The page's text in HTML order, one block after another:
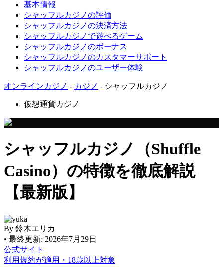
基本情報
シャッフルカジノの評価
シャッフルカジノの決済方法
シャッフルカジノで遊べるゲーム
シャッフルカジノのボーナス
シャッフルカジノのカスタマーサポート
シャッフルカジノのユーザー体験
オンラインカジノ - カジノ - シャッフルカジノ
仮想通貨カジノ
シャッフルカジノ（Shuffle
Casino）の特徴を徹底解説
【最新版】
By 鈴木エリカ
• 最終更新: 2026年7月29日
公式サイト
利用規約が適用・18歳以上対象